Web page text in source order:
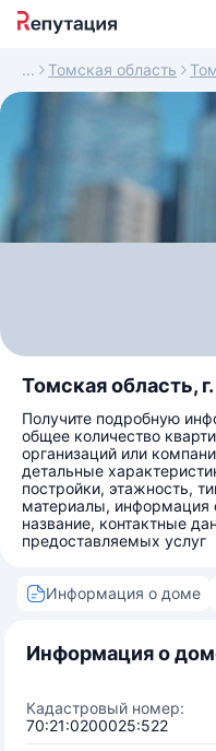
Томская область
Томская область,
Получите подробную
общее количество
организаций или
детальные
постройки, этажность,
материалы, информация
название, контактные
предоставляемых услуг
Информация о доме
Информация о
Кадастровый номер:
70:21:0200025:522